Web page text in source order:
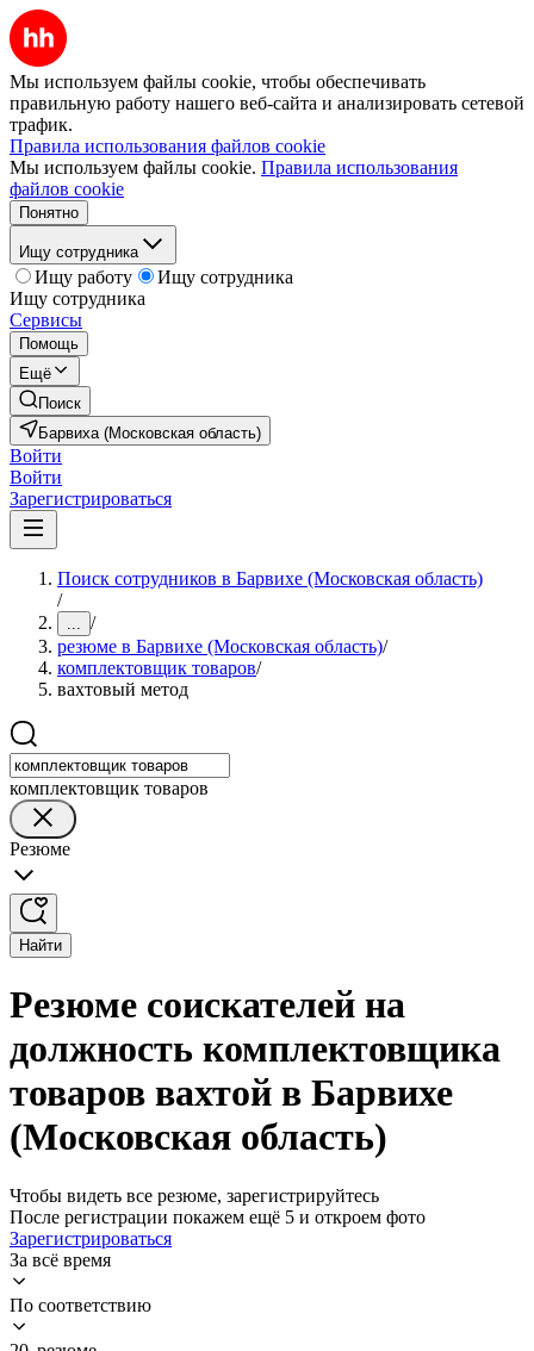
Мы используем файлы cookie, чтобы обеспечивать
правильную работу нашего веб-сайта и анализировать сетевой
трафик.
Правила использования файлов cookie
Мы используем файлы cookie. Правила использования
файлов cookie
Понятно
Ищу сотрудника
Ищу работу
Ищу сотрудника
Ищу сотрудника
Сервисы
Помощь
Ещё
Поиск
Барвиха (Московская область)
Войти
Войти
Зарегистрироваться
Поиск сотрудников в Барвихе (Московская область)
/
... /
резюме в Барвихе (Московская область)/
комплектовщик товаров/
вахтовый метод
комплектовщик товаров
Резюме
Найти
Резюме соискателей на
должность комплектовщика
товаров вахтой в Барвихе
(Московская область)
Чтобы видеть все резюме, зарегистрируйтесь
После регистрации покажем ещё 5 и откроем фото
Зарегистрироваться
За всё время
По соответствию